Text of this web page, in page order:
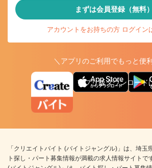
まずは会員登録（無料）
アカウントをお持ちの方 ログイン
＼アプリのご利用でもっと便
アプリ版ダウンロード
「クリエイトバイト (バイトジャングル)」は、埼玉
ト探し・パート募集情報が満載の求人情報サイトで